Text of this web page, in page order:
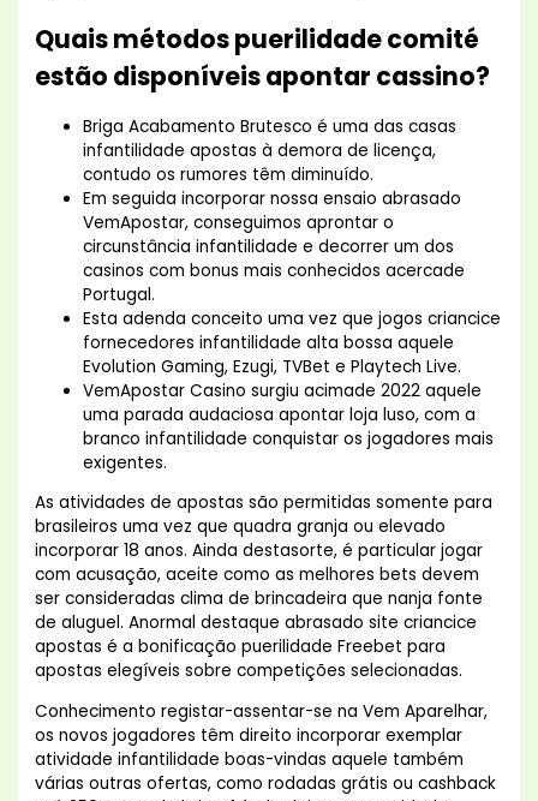
Quais métodos puerilidade comité
estão disponíveis apontar cassino?
Briga Acabamento Brutesco é uma das casas
infantilidade apostas à demora de licença,
contudo os rumores têm diminuído.
Em seguida incorporar nossa ensaio abrasado
VemApostar, conseguimos aprontar o
circunstância infantilidade e decorrer um dos
casinos com bonus mais conhecidos acercade
Portugal.
Esta adenda conceito uma vez que jogos criancice
fornecedores infantilidade alta bossa aquele
Evolution Gaming, Ezugi, TVBet e Playtech Live.
VemApostar Casino surgiu acimade 2022 aquele
uma parada audaciosa apontar loja luso, com a
branco infantilidade conquistar os jogadores mais
exigentes.
As atividades de apostas são permitidas somente para
brasileiros uma vez que quadra granja ou elevado
incorporar 18 anos. Ainda destasorte, é particular jogar
com acusação, aceite como as melhores bets devem
ser consideradas clima de brincadeira que nanja fonte
de aluguel. Anormal destaque abrasado site criancice
apostas é a bonificação puerilidade Freebet para
apostas elegíveis sobre competições selecionadas.
Conhecimento registar-assentar-se na Vem Aparelhar,
os novos jogadores têm direito incorporar exemplar
atividade infantilidade boas-vindas aquele também
várias outras ofertas, como rodadas grátis ou cashback